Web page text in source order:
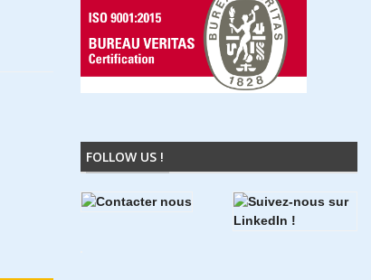
FOLLOW US !